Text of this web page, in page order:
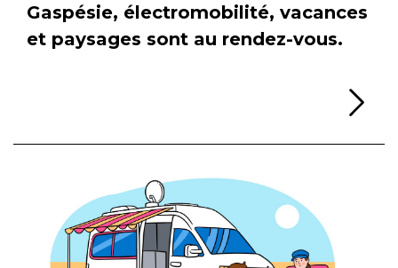
Gaspésie, électromobilité, vacances
et paysages sont au rendez-vous.